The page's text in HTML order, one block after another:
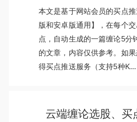
本文是基于网站会员的买点
版和安卓版通用】，在每个
点，自动生成的一篇缠论5分
的文章，内容仅供参考。如
得买点推送服务（支持5种K...
云端缠论选股、买